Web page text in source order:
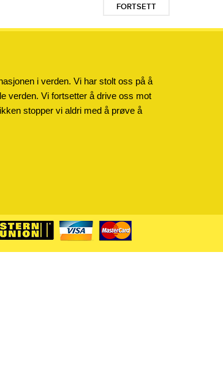
FORTSETT
i verden. Vi har stolt oss på å
verden. Vi fortsetter å drive oss mot
stopper vi aldri med å prøve å